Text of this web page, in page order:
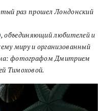
раз прошел Лондонский
объединяющий любителей и
миру и организованный
фотографом Дмитрием
Тимоховой.